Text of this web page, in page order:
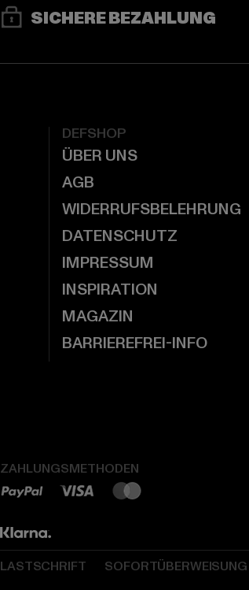
SICHERE BEZAHLUNG
DEFSHOP
ÜBER UNS
AGB
WIDERRUFSBELEHRUNG
DATENSCHUTZ
IMPRESSUM
INSPIRATION
MAGAZIN
BARRIEREFREI-INFO
ZAHLUNGSMETHODEN
LASTSCHRIFT SOFORTÜBERWEISUNG